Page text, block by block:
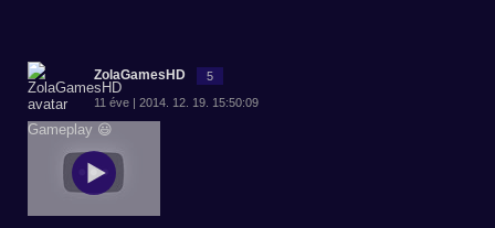
ZolaGamesHD 5
11 éve | 2014. 12. 19. 15:50:09
Gameplay 😃